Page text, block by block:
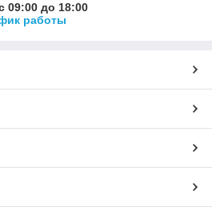
09:00 до 18:00
работы